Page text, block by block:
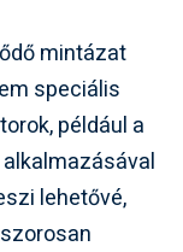
mintázat
speciális
például a
alkalmazásával
lehetővé,